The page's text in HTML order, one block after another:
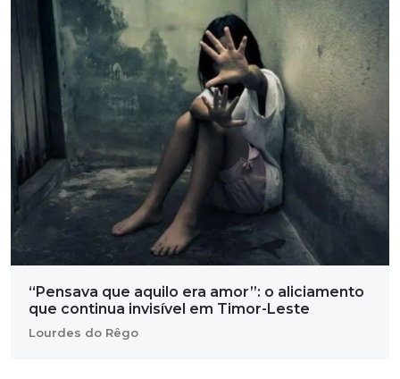
“Pensava que aquilo era amor”: o aliciamento
que continua invisível em Timor-Leste
Lourdes do Rêgo